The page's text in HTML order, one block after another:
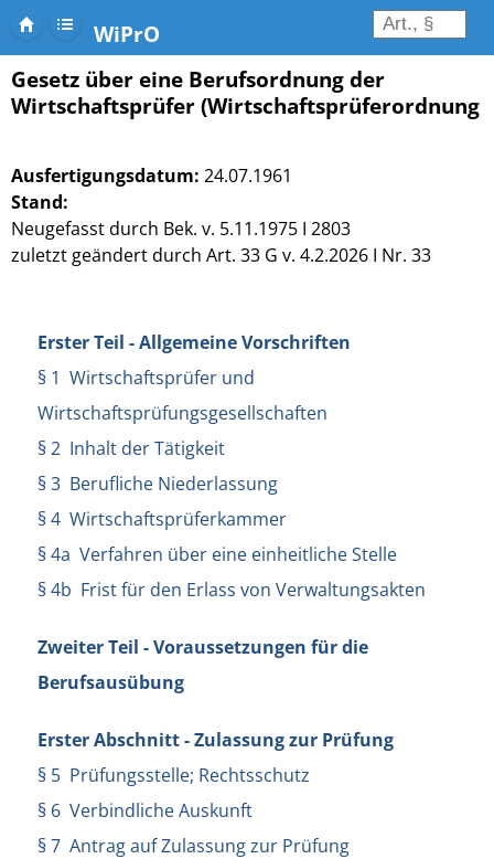
WiPrO
Gesetz über eine Berufsordnung der
Wirtschaftsprüfer (Wirtschaftsprüferordnung -
Ausfertigungsdatum: 24.07.1961
Stand:
Neugefasst durch Bek. v. 5.11.1975 I 2803
zuletzt geändert durch Art. 33 G v. 4.2.2026 I Nr. 33
Erster Teil - Allgemeine Vorschriften
§ 1 Wirtschaftsprüfer und
Wirtschaftsprüfungsgesellschaften
§ 2 Inhalt der Tätigkeit
§ 3 Berufliche Niederlassung
§ 4 Wirtschaftsprüferkammer
§ 4a Verfahren über eine einheitliche Stelle
§ 4b Frist für den Erlass von Verwaltungsakten
Zweiter Teil - Voraussetzungen für die
Berufsausübung
Erster Abschnitt - Zulassung zur Prüfung
§ 5 Prüfungsstelle; Rechtsschutz
§ 6 Verbindliche Auskunft
§ 7 Antrag auf Zulassung zur Prüfung